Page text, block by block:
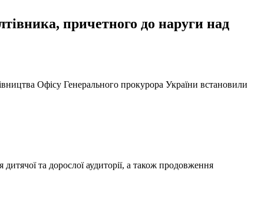
причетного до наруги над
Офісу Генерального прокурора України встановили
та дорослої аудиторії, а також продовження